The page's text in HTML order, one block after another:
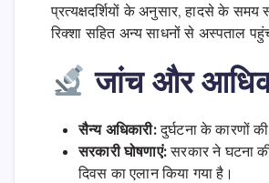
प्रत्यक्षदर्शियों के अनुसार, हादसे के
रिक्शा सहित अन्य साधनों से अस्पताल
जांच और
सैन्य अधिकारी:दुर्घटना के कारणों
सरकारी घोषणाएं:सरकार ने घटना
दिवस का एलान किया गया है ।